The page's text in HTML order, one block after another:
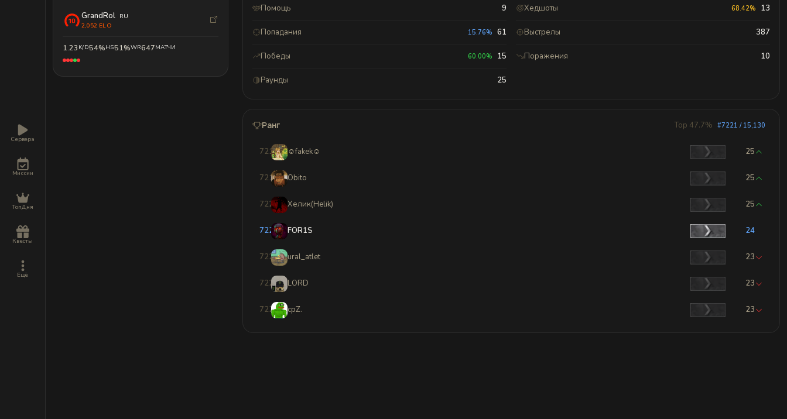
Сервера
Миссии
ТопДня
Квесты
Ещё
GrandRol RU
2,052 ELO
1.23 K/D54%HS51%WR647МАТЧИ
Помощь 9 Хедшоты 68.42% 13
Попадания 15.76% 61 Выстрелы 387
Победы 60.00% 15 Поражения 10
Раунды 25
Ранг Top 47.7% #7221 / 15,130
7218 ☺fakek☺ 25
7219 Obito 25
7220 Хелик(Helik) 25
7221 FOR1S 24
7222 ural_atlet 23
7223 LORD 23
7224 cpZ. 23